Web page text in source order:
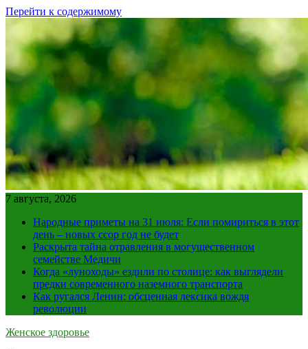
Перейти к содержимому
7 августа, 2026
Народные приметы на 31 июля: Если помириться в этот
день – новых ссор год не будет
Раскрыта тайна отравления в могущественном
семействе Медичи
Когда «луноходы» ездили по столице: как выглядели
предки современного наземного транспорта
Как ругался Ленин: обсценная лексика вождя
революции
Женское здоровье